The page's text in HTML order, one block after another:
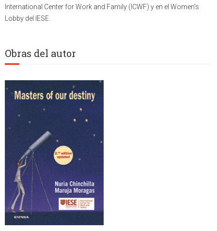
International Center for Work and Family (ICWF) y en el Women's
Lobby del IESE.
Obras del autor